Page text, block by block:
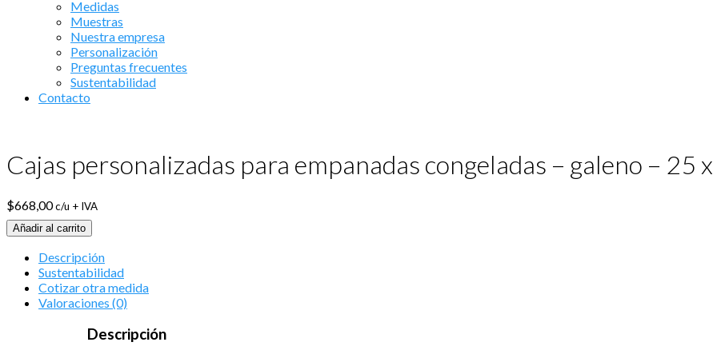
Medidas
Muestras
Nuestra empresa
Personalización
Preguntas frecuentes
Sustentabilidad
Contacto
Cajas personalizadas para empanadas congeladas – galeno – 25
$668,00c/u + IVA
Añadir al carrito
Descripción
Sustentabilidad
Cotizar otra medida
Valoraciones (0)
Descripción